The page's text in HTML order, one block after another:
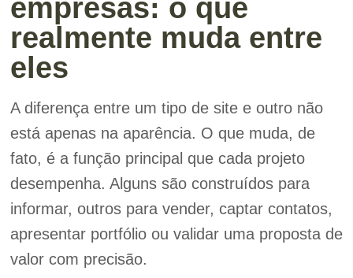
empresas: o que
realmente muda entre
eles
A diferença entre um tipo de site e outro não
está apenas na aparência. O que muda, de
fato, é a função principal que cada projeto
desempenha. Alguns são construídos para
informar, outros para vender, captar contatos,
apresentar portfólio ou validar uma proposta de
valor com precisão.